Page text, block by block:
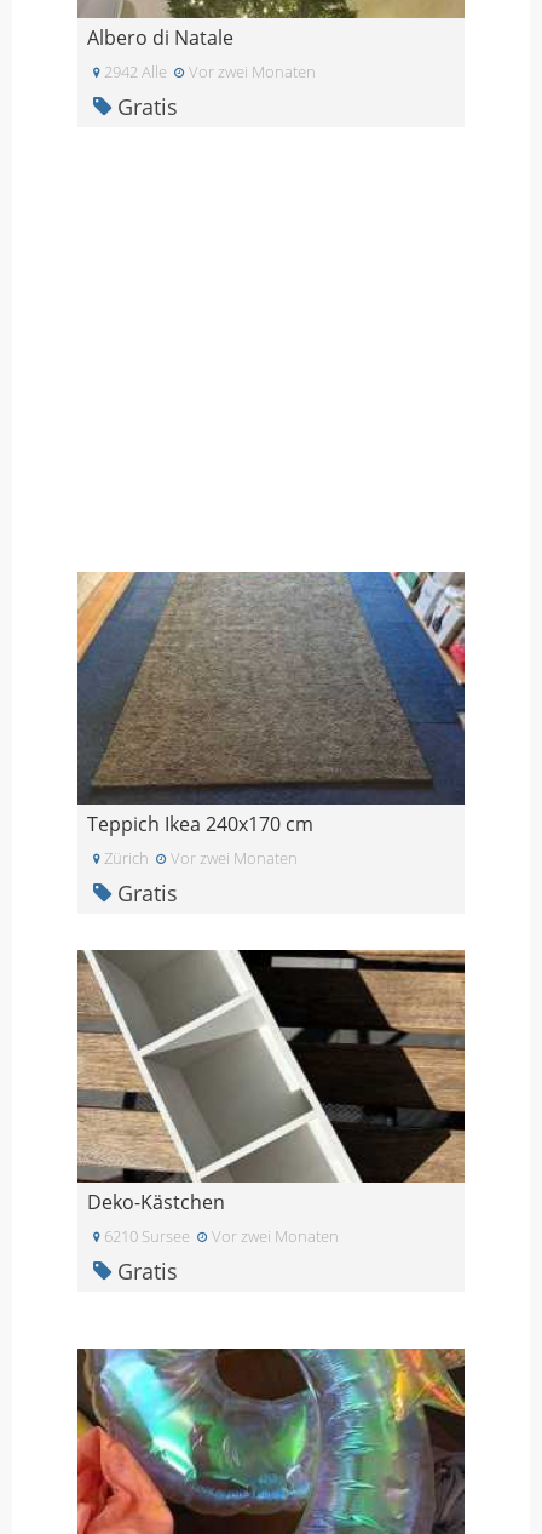
Albero di Natale
2942 Alle Vor zwei Monaten
Gratis
Teppich Ikea 240x170 cm
Zürich Vor zwei Monaten
Gratis
Deko-Kästchen
6210 Sursee Vor zwei Monaten
Gratis